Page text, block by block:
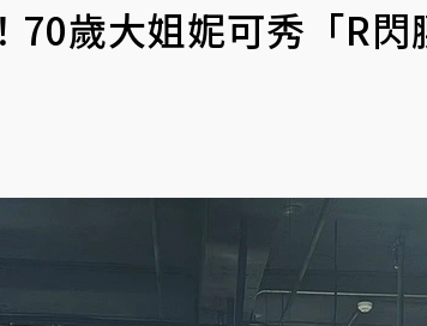
70歲大姐妮可秀「R